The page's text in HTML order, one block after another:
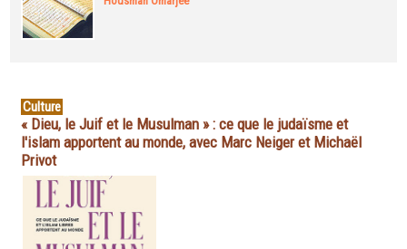
Culture
« Dieu, le Juif et le Musulman » : ce que le judaïsme et
l'islam apportent au monde, avec Marc Neiger et Michaël
Privot